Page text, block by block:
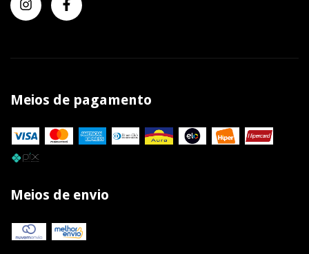
Meios de pagamento
Meios de envio